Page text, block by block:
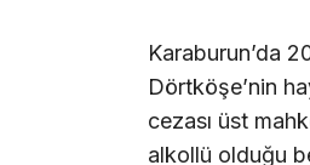
Karaburun’da
Dörtköşe’nin
cezası üst
alkollü olduğu